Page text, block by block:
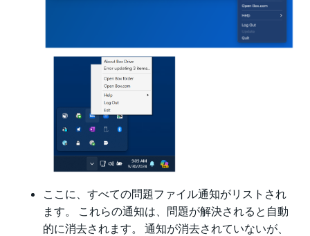
ここに、すべての問題ファイル通知がリストされ
ます。 これらの通知は、問題が解決されると自動
的に消去されます。 通知が消去されていないが、